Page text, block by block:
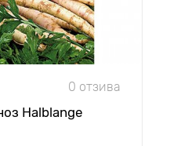
0 отзива
Halblange